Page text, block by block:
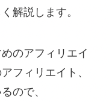
解説します。
のアフィリエイ
フィリエイト、
ので、